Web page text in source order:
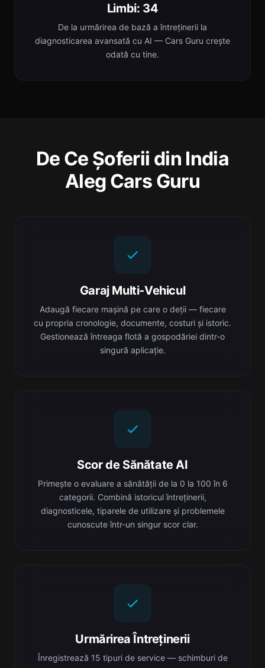
Limbi: 34
De la urmărirea de bază a întreținerii la
diagnosticarea avansată cu AI — Cars Guru crește
odată cu tine.
De Ce Șoferii din India
Aleg Cars Guru
Garaj Multi-Vehicul
Adaugă fiecare mașină pe care o deții — fiecare
cu propria cronologie, documente, costuri și istoric.
Gestionează întreaga flotă a gospodăriei dintr-o
singură aplicație.
Scor de Sănătate AI
Primește o evaluare a sănătății de la 0 la 100 în 6
categorii. Combină istoricul întreținerii,
diagnosticele, tiparele de utilizare și problemele
cunoscute într-un singur scor clar.
Urmărirea Întreținerii
Înregistrează 15 tipuri de service — schimburi de